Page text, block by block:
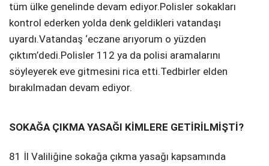
tüm ülke genelinde devam ediyor.Polisler sokakları
kontrol ederken yolda denk geldikleri vatandaşı
uyardı.Vatandaş ‘eczane arıyorum o yüzden
çıktım’dedi.Polisler 112 ya da polisi aramalarını
söyleyerek eve gitmesini rica etti.Tedbirler elden
bırakılmadan devam ediyor.
SOKAĞA ÇIKMA YASAĞI KİMLERE GETİRİLMİŞTİ?
81 İl Valiliğine sokağa çıkma yasağı kapsamında